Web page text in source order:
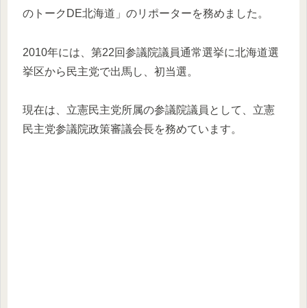
のトークDE北海道」のリポーターを務めました。
2010年には、第22回参議院議員通常選挙に北海道選
挙区から民主党で出馬し、初当選。
現在は、立憲民主党所属の参議院議員として、立憲
民主党参議院政策審議会長を務めています。